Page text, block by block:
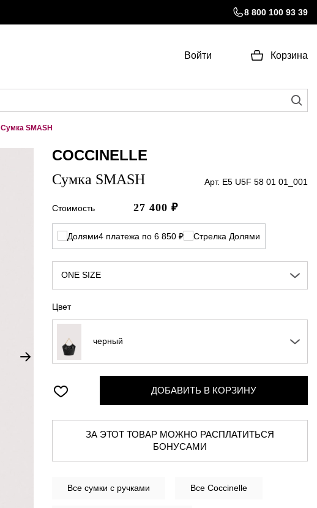
8 800 100 93 39
Войти Корзина
Сумка SMASH
COCCINELLE
Сумка SMASH Арт. E5 U5F 58 01 01_001
Стоимость 27 400 ₽
4 платежа по 6 850 ₽
ONE SIZE
Цвет
черный
ДОБАВИТЬ В КОРЗИНУ
ЗА ЭТОТ ТОВАР МОЖНО РАСПЛАТИТЬСЯ
БОНУСАМИ
Все сумки с ручками Все Coccinelle